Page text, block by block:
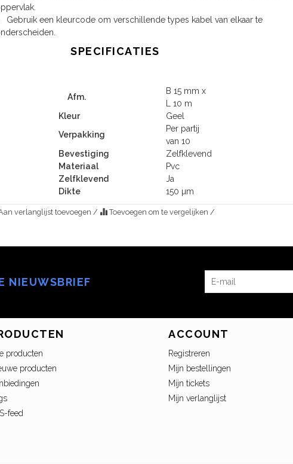
Gebruik een kleurcode om verschillende types kabel van elkaar te
SPECIFICATIES
Afm.
B 15 mm x
L 10 m
Kleur
Geel
Verpakking
Per partij
van 10
Bevestiging
Zelfklevend
Materiaal
Pvc
Zelfklevend
Ja
Dikte
150 µm
verlanglijst toevoegen / Toevoegen om te vergelijken /
NIEUWSBRIEF
producten
producten
feed
ACCOUNT
Registreren
Mijn bestellingen
Mijn tickets
Mijn verlanglijst